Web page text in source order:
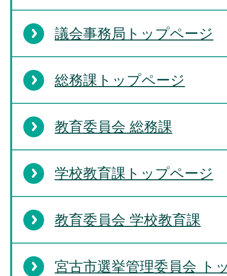
議会事務局トップページ
総務課トップページ
教育委員会 総務課
学校教育課トップページ
教育委員会 学校教育課
宮古市選挙管理委員会 ト